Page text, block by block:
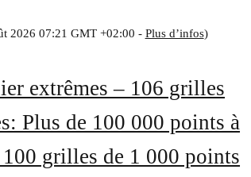
2026 07:21 GMT +02:00 - Plus d’infos)
extrêmes – 106 grilles
Plus de 100 000 points à
grilles de 1 000 points